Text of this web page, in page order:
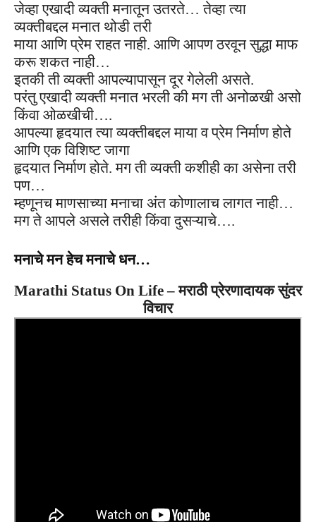
जेव्हा एखादी व्यक्ती मनातून उतरते… तेव्हा त्या
व्यक्तीबद्दल मनात थोडी तरी
माया आणि प्रेम राहत नाही. आणि आपण ठरवून सुद्धा माफ
करू शकत नाही…
इतकी ती व्यक्ती आपल्यापासून दूर गेलेली असते.
परंतु एखादी व्यक्ती मनात भरली की मग ती अनोळखी असो
किंवा ओळखीची….
आपल्या हृदयात त्या व्यक्तीबद्दल माया व प्रेम निर्माण होते
आणि एक विशिष्ट जागा
हृदयात निर्माण होते. मग ती व्यक्ती कशीही का असेना तरी
पण…
म्हणूनच माणसाच्या मनाचा अंत कोणालाच लागत नाही…
मग ते आपले असलेतरीही किंवा दुसऱ्याचे….
मनाचे मन हेच मनाचे धन…
Marathi Status On Life – मराठी प्रेरणादायक सुंदर
विचार